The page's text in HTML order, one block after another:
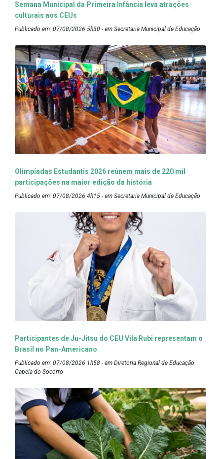
Semana Municipal da Primeira Infância leva atrações
culturais aos CEUs
Publicado em: 07/08/2026 5h30 - em Secretaria Municipal de Educação
Olimpíadas Estudantis 2026 reúnem mais de 220 mil
participações na maior edição da história
Publicado em: 07/08/2026 4h15 - em Secretaria Municipal de Educação
Participantes de Ju-Jitsu do CEU Vila Rubi representam o
Brasil no Pan-Americano
Publicado em: 07/08/2026 1h58 - em Diretoria Regional de Educação
Capela do Socorro